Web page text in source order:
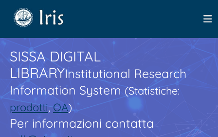
SISSA DIGITAL
LIBRARYInstitutional Research
Information System(Statistiche:
prodotti,OA)
Per informazioni contatta